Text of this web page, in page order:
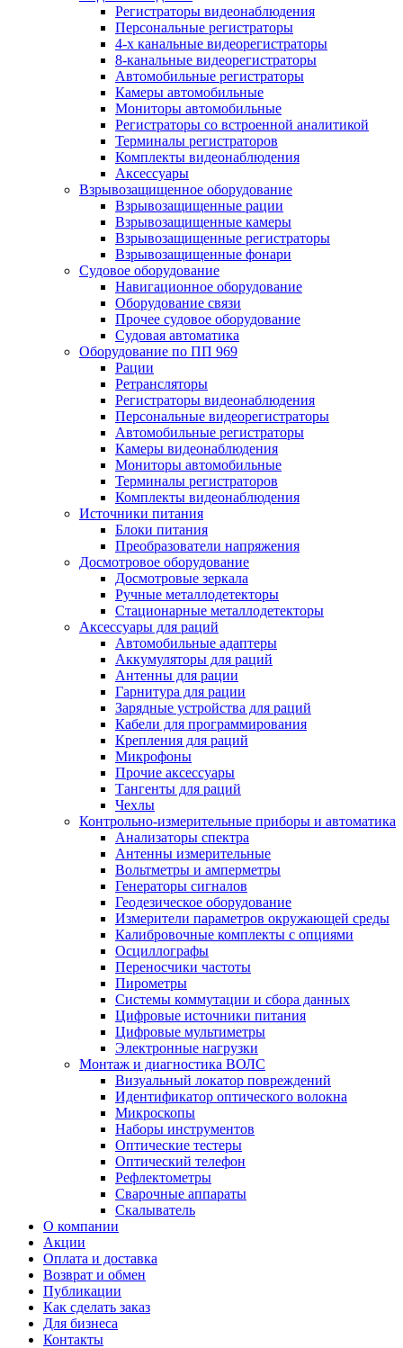
Регистраторы видеонаблюдения
Персональные регистраторы
4-х канальные видеорегистраторы
8-канальные видеорегистраторы
Автомобильные регистраторы
Камеры автомобильные
Мониторы автомобильные
Регистраторы со встроенной аналитикой
Терминалы регистраторов
Комплекты видеонаблюдения
Аксессуары
Взрывозащищенное оборудование
Взрывозащищенные рации
Взрывозащищенные камеры
Взрывозащищенные регистраторы
Взрывозащищенные фонари
Судовое оборудование
Навигационное оборудование
Оборудование связи
Прочее судовое оборудование
Судовая автоматика
Оборудование по ПП 969
Рации
Ретрансляторы
Регистраторы видеонаблюдения
Персональные видеорегистраторы
Автомобильные регистраторы
Камеры видеонаблюдения
Мониторы автомобильные
Терминалы регистраторов
Комплекты видеонаблюдения
Источники питания
Блоки питания
Преобразователи напряжения
Досмотровое оборудование
Досмотровые зеркала
Ручные металлодетекторы
Стационарные металлодетекторы
Аксессуары для раций
Автомобильные адаптеры
Аккумуляторы для раций
Антенны для рации
Гарнитура для рации
Зарядные устройства для раций
Кабели для программирования
Крепления для раций
Микрофоны
Прочие аксессуары
Тангенты для раций
Чехлы
Контрольно-измерительные приборы и автоматика
Анализаторы спектра
Антенны измерительные
Вольтметры и амперметры
Генераторы сигналов
Геодезическое оборудование
Измерители параметров окружающей среды
Калибровочные комплекты с опциями
Осциллографы
Переносчики частоты
Пирометры
Системы коммутации и сбора данных
Цифровые источники питания
Цифровые мультиметры
Электронные нагрузки
Монтаж и диагностика ВОЛС
Визуальный локатор повреждений
Идентификатор оптического волокна
Микроскопы
Наборы инструментов
Оптические тестеры
Оптический телефон
Рефлектометры
Сварочные аппараты
Скалыватель
О компании
Акции
Оплата и доставка
Возврат и обмен
Публикации
Как сделать заказ
Для бизнеса
Контакты